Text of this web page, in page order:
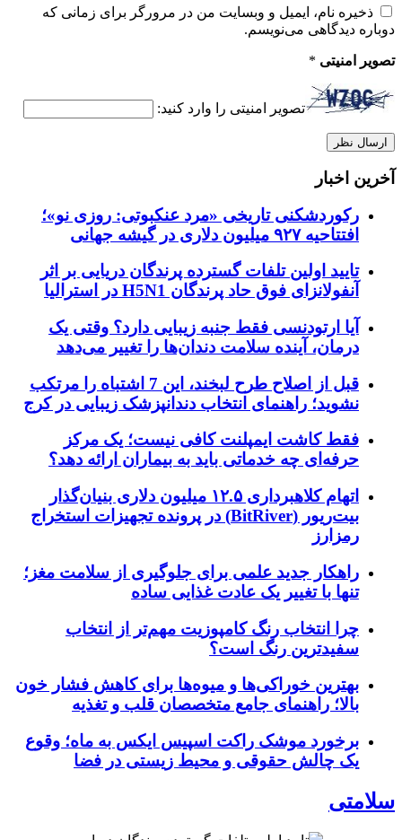
ذخیره نام، ایمیل و وبسایت من در مرورگر برای زمانی که
دوباره دیدگاهی می‌نویسم.
تصویر امنیتی *
تصویر امنیتی را وارد کنید:
آخرین اخبار
رکوردشکنی تاریخی «مرد عنکبوتی: روزی نو»؛
افتتاحیه ۹۲۷ میلیون دلاری در گیشه جهانی
تایید اولین تلفات گسترده پرندگان دریایی بر اثر
آنفولانزای فوق حاد پرندگان H5N1 در استرالیا
آیا ارتودنسی فقط جنبه زیبایی دارد؟ وقتی یک
درمان، آینده سلامت دندان‌ها را تغییر می‌دهد
قبل از اصلاح طرح لبخند، این 7 اشتباه را مرتکب
نشوید؛ راهنمای انتخاب دندانپزشک زیبایی در کرج
فقط کاشت ایمپلنت کافی نیست؛ یک مرکز
حرفه‌ای چه خدماتی باید به بیماران ارائه دهد؟
اتهام کلاهبرداری ۱۲.۵ میلیون دلاری بنیان‌گذار
بیت‌ریور (BitRiver) در پرونده تجهیزات استخراج
رمزارز
راهکار جدید علمی برای جلوگیری از سلامت مغز؛
تنها با تغییر یک عادت غذایی ساده
چرا انتخاب رنگ کامپوزیت مهم‌تر از انتخاب
سفیدترین رنگ است؟
بهترین خوراکی‌ها و میوه‌ها برای کاهش فشار خون
بالا؛ راهنمای جامع متخصصان قلب و تغذیه
برخورد موشک راکت اسپیس ایکس به ماه؛ وقوع
یک چالش حقوقی و محیط زیستی در فضا
سلامتی